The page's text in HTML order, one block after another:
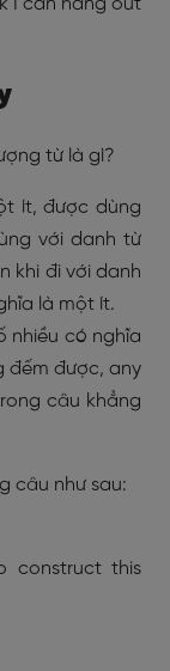
I can hang out
từ là gì?
ít, được dùng
với danh từ
khi đi với danh
là một ít.
nhiều có nghĩa
đếm được, any
câu khẳng
câu như sau:
construct this